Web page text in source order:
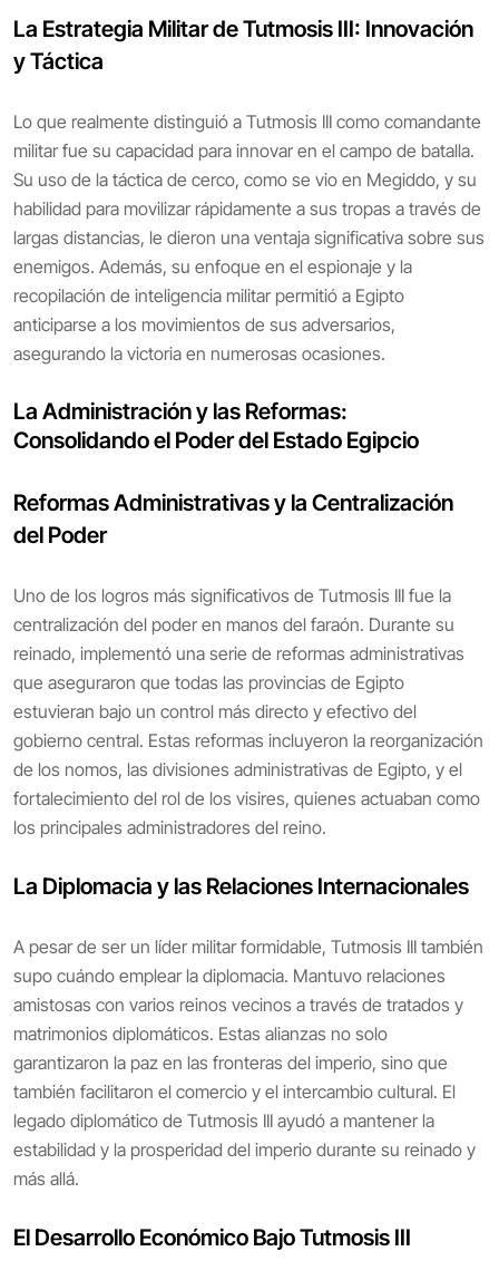
La Estrategia Militar de Tutmosis III: Innovación
y Táctica
Lo que realmente distinguió a Tutmosis III como comandante
militar fue su capacidad para innovar en el campo de batalla.
Su uso de la táctica de cerco, como se vio en Megiddo, y su
habilidad para movilizar rápidamente a sus tropas a través de
largas distancias, le dieron una ventaja significativa sobre sus
enemigos. Además, su enfoque en el espionaje y la
recopilación de inteligencia militar permitió a Egipto
anticiparse a los movimientos de sus adversarios,
asegurando la victoria en numerosas ocasiones.
La Administración y las Reformas:
Consolidando el Poder del Estado Egipcio
Reformas Administrativas y la Centralización
del Poder
Uno de los logros más significativos de Tutmosis III fue la
centralización del poder en manos del faraón. Durante su
reinado, implementó una serie de reformas administrativas
que aseguraron que todas las provincias de Egipto
estuvieran bajo un control más directo y efectivo del
gobierno central. Estas reformas incluyeron la reorganización
de los nomos, las divisiones administrativas de Egipto, y el
fortalecimiento del rol de los visires, quienes actuaban como
los principales administradores del reino.
La Diplomacia y las Relaciones Internacionales
A pesar de ser un líder militar formidable, Tutmosis III también
supo cuándo emplear la diplomacia. Mantuvo relaciones
amistosas con varios reinos vecinos a través de tratados y
matrimonios diplomáticos. Estas alianzas no solo
garantizaron la paz en las fronteras del imperio, sino que
también facilitaron el comercio y el intercambio cultural. El
legado diplomático de Tutmosis III ayudó a mantener la
estabilidad y la prosperidad del imperio durante su reinado y
más allá.
El Desarrollo Económico Bajo Tutmosis III